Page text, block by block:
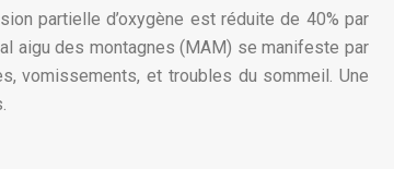
partielle d’oxygène est réduite de 40% par
aigu des montagnes (MAM) se manifeste par
vomissements, et troubles du sommeil. Une